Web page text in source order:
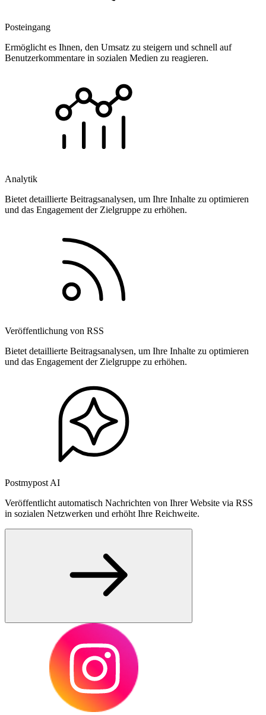
Posteingang
Ermöglicht es Ihnen, den Umsatz zu steigern und schnell auf
Benutzerkommentare in sozialen Medien zu reagieren.
Analytik
Bietet detaillierte Beitragsanalysen, um Ihre Inhalte zu optimieren
und das Engagement der Zielgruppe zu erhöhen.
Veröffentlichung von RSS
Bietet detaillierte Beitragsanalysen, um Ihre Inhalte zu optimieren
und das Engagement der Zielgruppe zu erhöhen.
Postmypost AI
Veröffentlicht automatisch Nachrichten von Ihrer Website via RSS
in sozialen Netzwerken und erhöht Ihre Reichweite.